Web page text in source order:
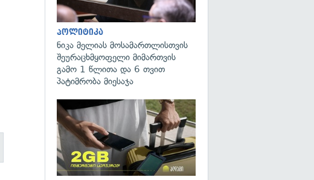
პოლიტიკა
ნიკა მელიას მოსამართლისთვის
შეურაცხმყოფელი მიმართვის
გამო 1 წლითა და 6 თვით
პატიმრობა მიესაჯა